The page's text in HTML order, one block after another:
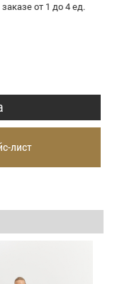
от 1 до 4 ед.
лист